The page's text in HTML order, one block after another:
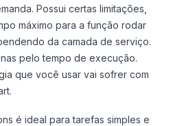
Possui certas limitações,
máximo para a função rodar
da camada de serviço.
pelo tempo de execução.
que você usar vai sofrer com
é ideal para tarefas simples e